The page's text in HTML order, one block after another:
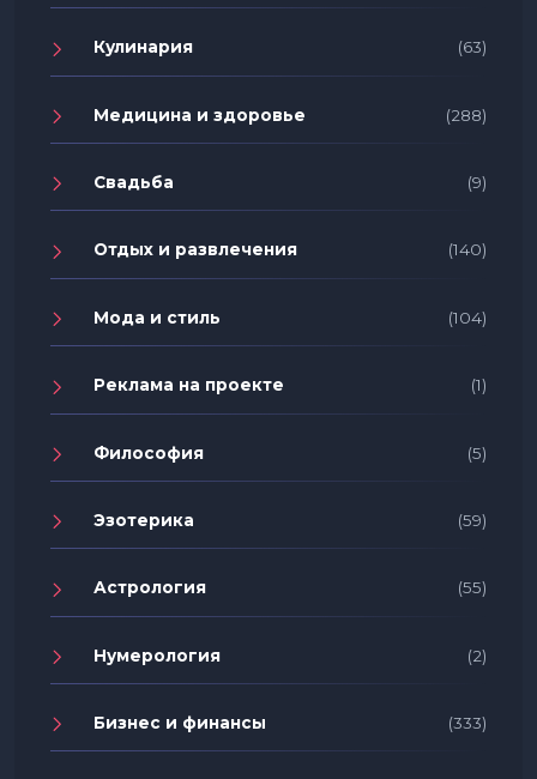
Кулинария (63)
Медицина и здоровье (288)
Свадьба (9)
Отдых и развлечения (140)
Мода и стиль (104)
Реклама на проекте (1)
Философия (5)
Эзотерика (59)
Астрология (55)
Нумерология (2)
Бизнес и финансы (333)